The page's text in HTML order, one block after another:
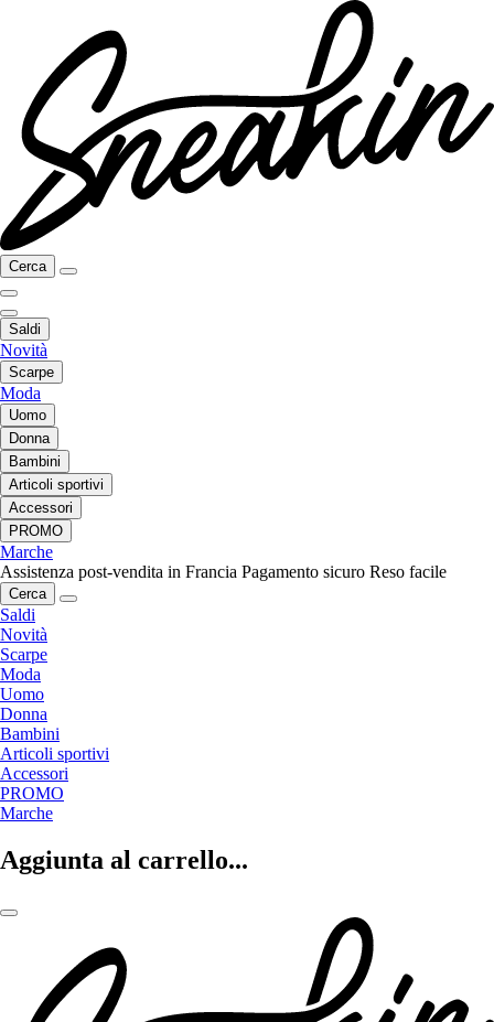
Cerca
Saldi
Novità
Scarpe
Moda
Uomo
Donna
Bambini
Articoli sportivi
Accessori
PROMO
Marche
Assistenza post-vendita in Francia Pagamento sicuro Reso facile
Cerca
Saldi
Novità
Scarpe
Moda
Uomo
Donna
Bambini
Articoli sportivi
Accessori
PROMO
Marche
Aggiunta al carrello...